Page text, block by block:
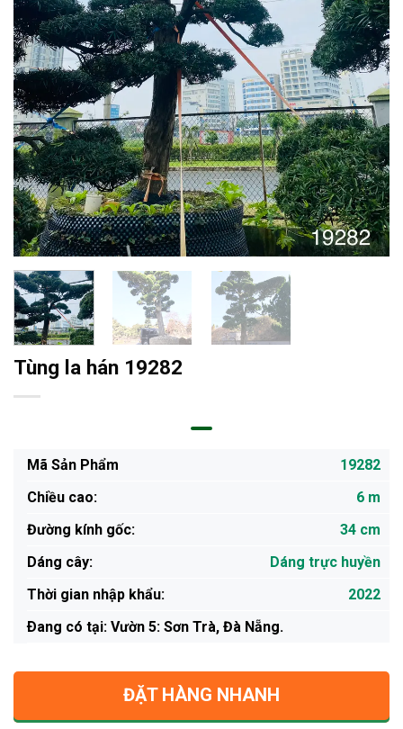
Tùng la hán 19282
Mã Sản Phẩm
19282
Chiều cao:
6 m
Đường kính gốc:
34 cm
Dáng cây:
Dáng trực huyền
Thời gian nhập khẩu:
2022
Ðang có tại: Vườn 5: Sơn Trà, Đà Nẵng.
ĐẶT HÀNG NHANH